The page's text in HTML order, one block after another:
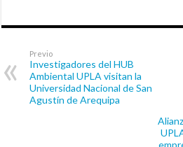
Previo
Investigadores del HUB
Ambiental UPLA visitan la
Universidad Nacional de San
Agustín de Arequipa